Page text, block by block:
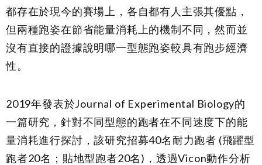
都存在於現今的賽場上，各自都有人主張其優點，
但兩種跑姿在節省能量消耗上的機制不同，然而並
沒有直接的證據說明哪一型態跑姿較具有跑步經濟
性。
2019年發表於Journal of Experimental Biology的
一篇研究，針對不同型態的跑者在不同速度下的能
量消耗進行探討，該研究招募40名耐力跑者 (飛躍型
跑者20名；貼地型跑者20名)，透過Vicon動作分析